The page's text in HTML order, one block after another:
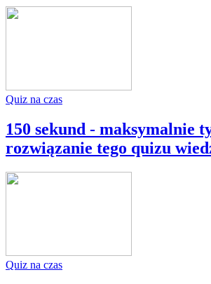
Quiz na czas
150 sekund - maksymalnie
rozwiązanie tego quizu
Quiz na czas